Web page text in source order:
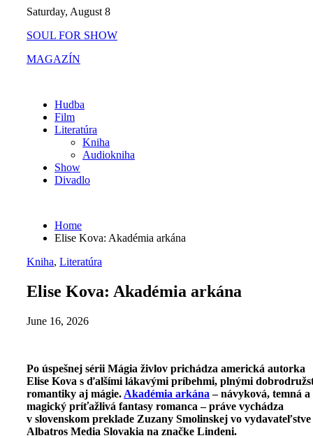
content
Saturday, August 8
SOUL FOR SHOW
MAGAZÍN
Hudba
Film
Literatúra
Kniha
Audiokniha
Show
Divadlo
Home
Elise Kova: Akadémia arkána
Kniha, Literatúra
Elise Kova: Akadémia arkána
June 16, 2026
Po úspešnej sérii Mágia živlov prichádza americká autorka
Elise Kova s ďalšími lákavými príbehmi, plnými
romantiky aj mágie. Akadémia arkána – návyková, temná a
magický príťažlivá fantasy romanca – práve vychádza
v slovenskom preklade Zuzany Smolinskej vo vydavateľstve
Albatros Media Slovakia na značke Lindeni.